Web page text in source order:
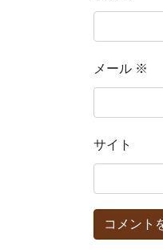
メール ※
サイト